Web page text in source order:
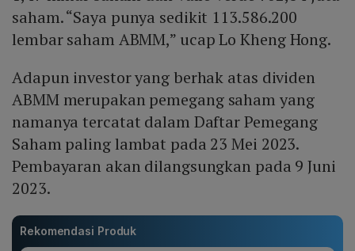
saham. “Saya punya sedikit 113.586.200
lembar saham ABMM,” ucap Lo Kheng Hong.
Adapun investor yang berhak atas dividen
ABMM merupakan pemegang saham yang
namanya tercatat dalam Daftar Pemegang
Saham paling lambat pada 23 Mei 2023.
Pembayaran akan dilangsungkan pada 9 Juni
2023.
Rekomendasi Produk